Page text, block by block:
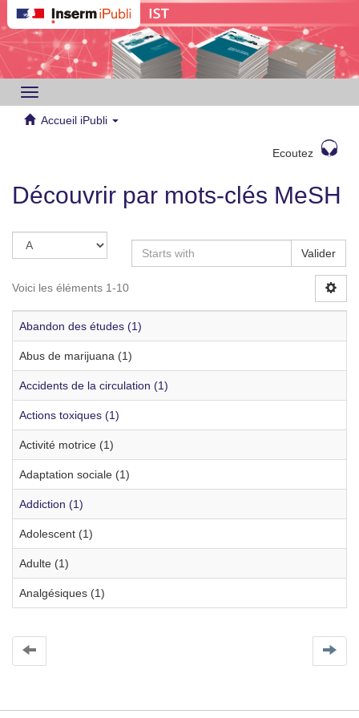
Toggle
navigation
Accueil iPubli
Ecoutez
Découvrir par mots-clés MeSH
Valider
Voici les éléments 1-10
Abandon des études (1)
Abus de marijuana (1)
Accidents de la circulation (1)
Actions toxiques (1)
Activité motrice (1)
Adaptation sociale (1)
Addiction (1)
Adolescent (1)
Adulte (1)
Analgésiques (1)